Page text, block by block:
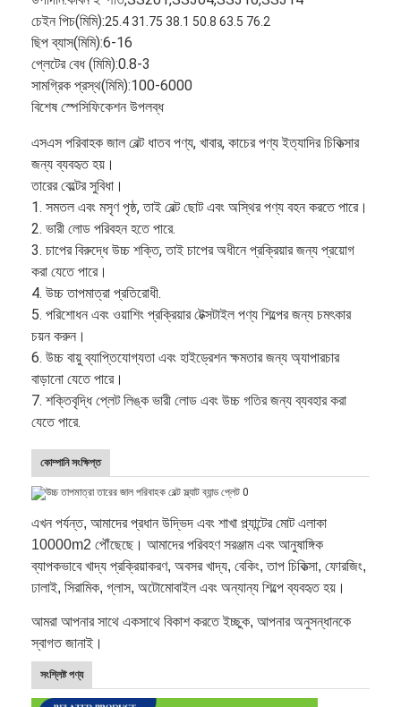
চেইন পিচ(মিমি):25.4 31.75 38.1 50.8 63.5 76.2
ছিপ ব্যাস(মিমি):6-16
প্লেটের বেধ (মিমি):0.8-3
সামগ্রিক প্রস্থ(মিমি):100-6000
বিশেষ স্পেসিফিকেশন উপলব্ধ
এসএস পরিবাহক জাল বেল্ট ধাতব পণ্য, খাবার, কাচের পণ্য ইত্যাদির চিকিত্সার
জন্য ব্যবহৃত হয়।
তারের বেল্টের সুবিধা।
1. সমতল এবং মসৃণ পৃষ্ঠ, তাই বেল্ট ছোট এবং অস্থির পণ্য বহন করতে পারে।
2. ভারী লোড পরিবহন হতে পারে.
3. চাপের বিরুদ্ধে উচ্চ শক্তি, তাই চাপের অধীনে প্রক্রিয়ার জন্য প্রয়োগ
করা যেতে পারে।
4. উচ্চ তাপমাত্রা প্রতিরোধী.
5. পরিশোধন এবং ওয়াশিং প্রক্রিয়ার টেক্সটাইল পণ্য শিল্পের জন্য চমৎকার
চয়ন করুন।
6. উচ্চ বায়ু ব্যাপ্তিযোগ্যতা এবং হাইড্রেশন ক্ষমতার জন্য অ্যাপারচার
বাড়ানো যেতে পারে।
7. শক্তিবৃদ্ধি প্লেট লিঙ্ক ভারী লোড এবং উচ্চ গতির জন্য ব্যবহার করা
যেতে পারে.
কোম্পানি সংক্ষিপ্ত
এখন পর্যন্ত, আমাদের প্রধান উদ্ভিদ এবং শাখা প্ল্যান্টের মোট এলাকা
10000m2 পৌঁছেছে। আমাদের পরিবহণ সরঞ্জাম এবং আনুষাঙ্গিক
ব্যাপকভাবে খাদ্য প্রক্রিয়াকরণ, অবসর খাদ্য, বেকিং, তাপ চিকিত্সা, ফোরজিং,
ঢালাই, সিরামিক, গ্লাস, অটোমোবাইল এবং অন্যান্য শিল্পে ব্যবহৃত হয়।
আমরা আপনার সাথে একসাথে বিকাশ করতে ইচ্ছুক, আপনার অনুসন্ধানকে
স্বাগত জানাই।
সংশ্লিষ্ট পণ্য